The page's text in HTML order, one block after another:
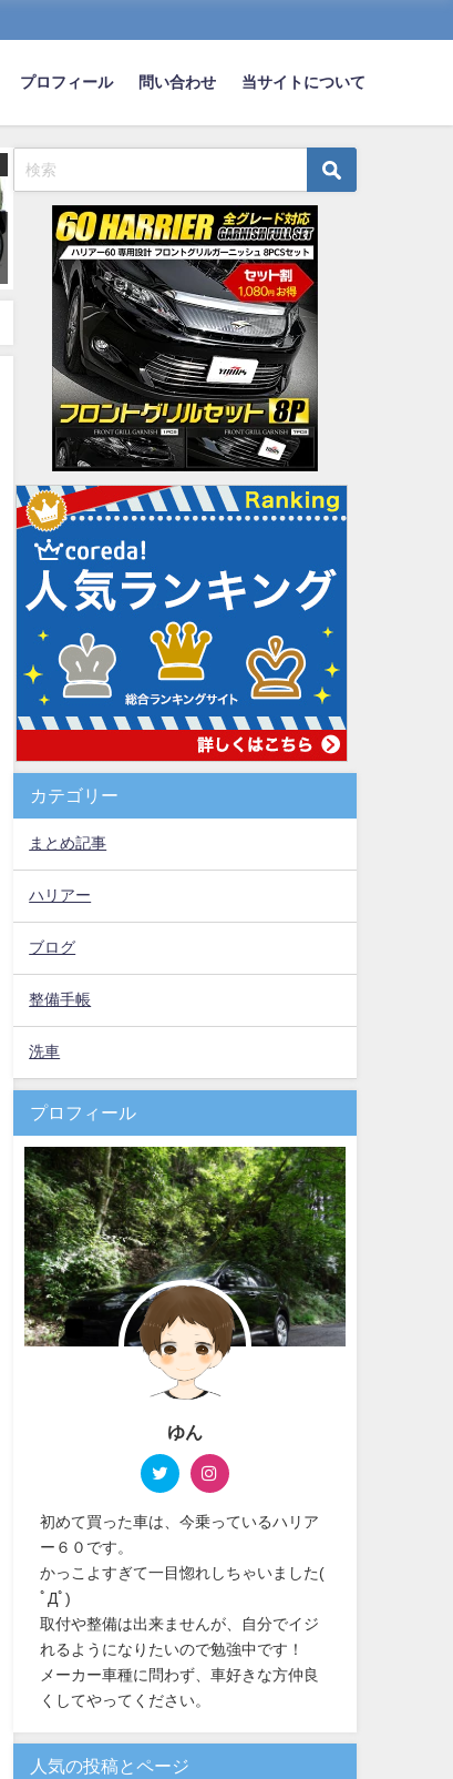
プロフィール 問い合わせ 当サイトについて
ワイ、路上でエンスト→追突さ
れ無事運転がトラウマへｗｗｗ
ｗｗｗ
2022-03-09
車の納車日決まったけど別
が良くなってきたｗｗｗｗ
2023-03-12
カテゴリー
まとめ記事
ハリアー
ブログ
整備手帳
洗車
プロフィール
ゆん
初めて買った車は、今乗っているハリア
ー６０です。
かっこよすぎて一目惚れしちゃいました(
ﾟДﾟ)
取付や整備は出来ませんが、自分でイジ
れるようになりたいので勉強中です！
メーカー車種に問わず、車好きな方仲良
くしてやってください。
人気の投稿とページ